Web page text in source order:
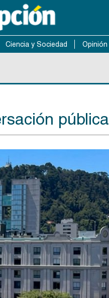
Ciencia y Sociedad Opinión
pública